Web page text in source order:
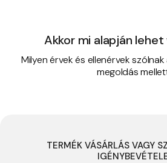
Akkor mi alapján lehet
Milyen érvek és ellenérvek
megoldás
TERMÉK VÁSÁRLÁS VAGY